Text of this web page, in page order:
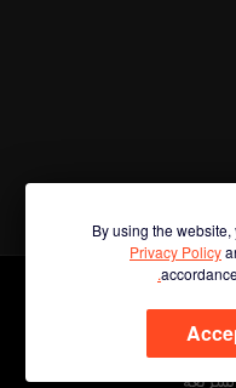
By using the
Privacy Policy